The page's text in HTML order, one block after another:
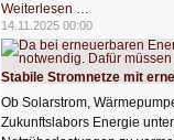
Weiterlesen …
Chatbots
werden
zu
Werkzeugen
für
Angriffe
14.11.2025 00:00
Stabile Stromnetze mit
Ob Solarstrom,
Zukunftslabors Energie